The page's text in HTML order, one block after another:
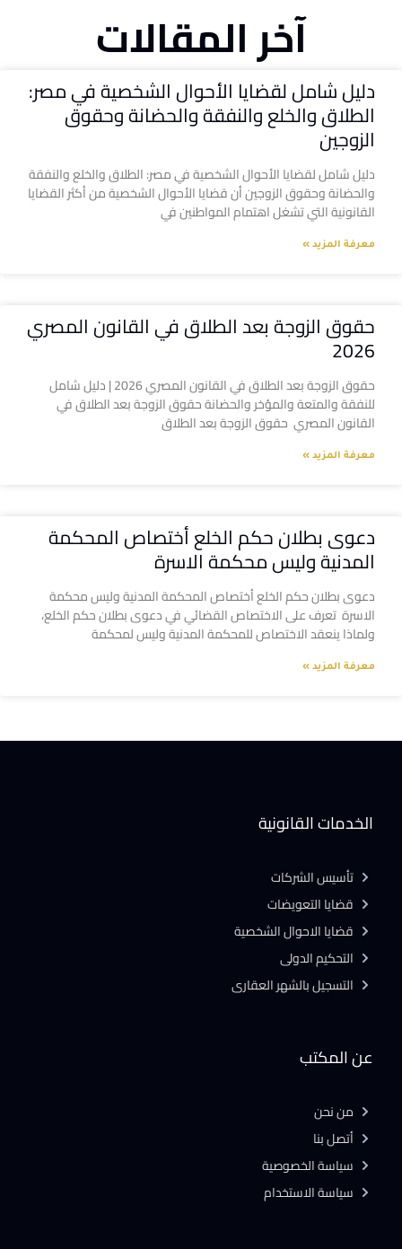
آخر المقالات
دليل شامل لقضايا الأحوال الشخصية في مصر:
الطلاق والخلع والنفقة والحضانة وحقوق
الزوجين
دليل شامل لقضايا الأحوال الشخصية في مصر: الطلاق والخلع والنفقة
والحضانة وحقوق الزوجين أن قضايا الأحوال الشخصية من أكثر القضايا
القانونية التي تشغل اهتمام المواطنين في
معرفة المزيد »
حقوق الزوجة بعد الطلاق في القانون المصري
2026
حقوق الزوجة بعد الطلاق في القانون المصري 2026 | دليل شامل
للنفقة والمتعة والمؤخر والحضانة حقوق الزوجة بعد الطلاق في
القانون المصري حقوق الزوجة بعد الطلاق
معرفة المزيد »
دعوى بطلان حكم الخلع أختصاص المحكمة
المدنية وليس محكمة الاسرة
دعوى بطلان حكم الخلع أختصاص المحكمة المدنية وليس محكمة
الاسرة تعرف على الاختصاص القضائي في دعوى بطلان حكم الخلع،
ولماذا ينعقد الاختصاص للمحكمة المدنية وليس لمحكمة
معرفة المزيد »
عن المكتب
من نحن
أتصل بنا
سياسة الخصوصية
سياسة الاستخدام
الخدمات القانونية
تأسيس الشركات
قضايا التعويضات
قضايا الاحوال الشخصية
التحكيم الدولى
التسجيل بالشهر العقارى